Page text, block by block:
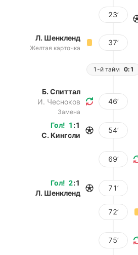
23’
Л. Шенкленд
Желтая карточка
37’
1-й тайм 0:1
Б. Спиттал
И. Чесноков
Замена
46’
Гол! 1 :1
С. Кингсли
54’
69’
Гол! 2:1
Л. Шенкленд
71’
72’
75’